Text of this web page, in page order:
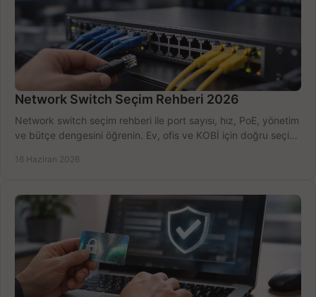
Network Switch Seçim Rehberi 2026
Network switch seçim rehberi ile port sayısı, hız, PoE, yönetim
ve bütçe dengesini öğrenin. Ev, ofis ve KOBİ için doğru seçimi
16 Haziran 2026